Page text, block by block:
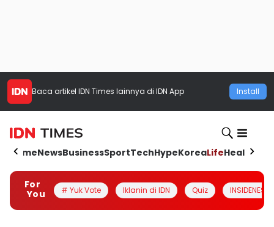
Baca artikel IDN Times lainnya di IDN App Install
HomeNewsBusinessSportTechHypeKoreaLifeHealth
For
You
# Yuk Vote Iklanin di IDN Quiz INSIDENESIA